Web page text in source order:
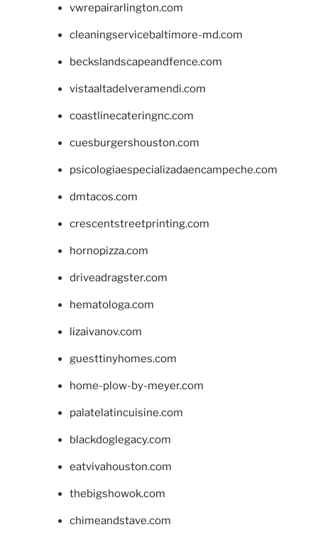
vwrepairarlington.com
cleaningservicebaltimore-md.com
beckslandscapeandfence.com
vistaaltadelveramendi.com
coastlinecateringnc.com
cuesburgershouston.com
psicologiaespecializadaencampeche.com
dmtacos.com
crescentstreetprinting.com
hornopizza.com
driveadragster.com
hematologa.com
lizaivanov.com
guesttinyhomes.com
home-plow-by-meyer.com
palatelatincuisine.com
blackdoglegacy.com
eatvivahouston.com
thebigshowok.com
chimeandstave.com